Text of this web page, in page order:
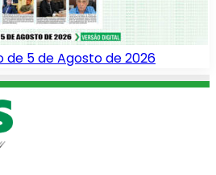
de 5 de Agosto de 2026